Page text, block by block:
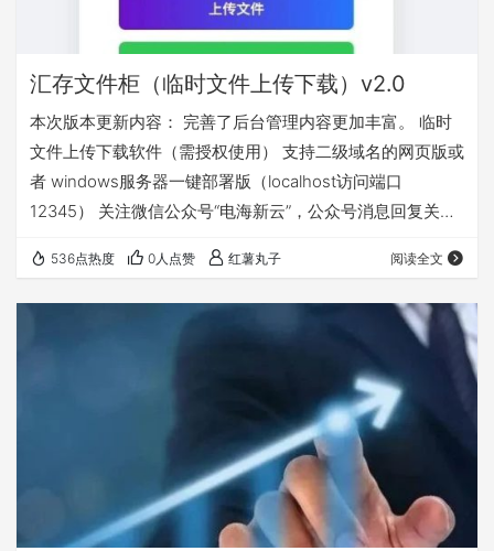
汇存文件柜（临时文件上传下载）v2.0
本次版本更新内容： 完善了后台管理内容更加丰富。 临时
文件上传下载软件（需授权使用） 支持二级域名的网页版或
者 windows服务器一键部署版（localhost访问端口
12345） 关注微信公众号“电海新云”，公众号消息回复关键
536点热度 0人点赞 红薯丸子 阅读全文